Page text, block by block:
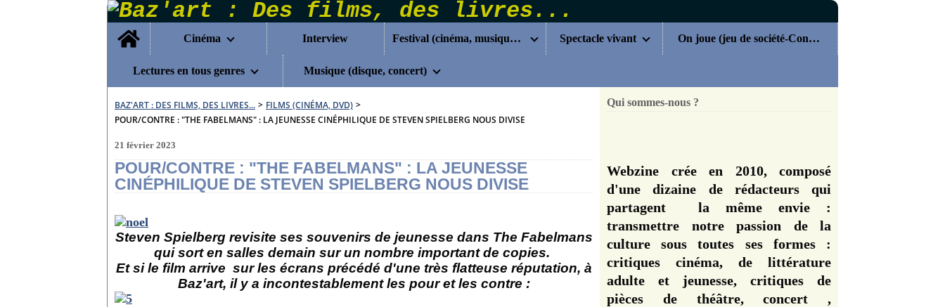
Home
Cinéma
Interview Festival (cinéma, musique...) Spectacle vivant On joue (jeu de société-Concours)
Lectures en tous genres Musique (disque, concert)
BAZ'ART : DES FILMS, DES LIVRES... > FILMS (CINÉMA, DVD) >
POUR/CONTRE : "THE FABELMANS" : LA JEUNESSE CINÉPHILIQUE DE STEVEN SPIELBERG NOUS DIVISE
21 février 2023
POUR/CONTRE : "THE FABELMANS" : LA JEUNESSE
CINÉPHILIQUE DE STEVEN SPIELBERG NOUS DIVISE
Steven Spiel­berg revi­site ses souve­nirs de jeunesse dans The Fabel­mans
qui sort en salles demain sur un nombre important de copies.
Et si le film arrive sur les écrans précédé d'une très flatteuse réputation, à
Baz'art, il y a incontestablement les pour et les contre :
Qui sommes-nous ?
Webzine crée en 2010, composé
d'une dizaine de rédacteurs qui
partagent la même envie :
transmettre notre passion de la
culture sous toutes ses formes :
critiques cinéma, de littérature
adulte et jeunesse, critiques de
pièces de théâtre, concert ,